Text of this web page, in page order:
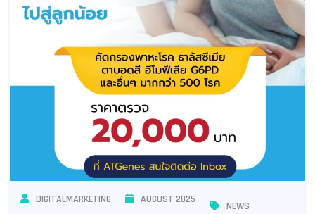
DIGITALMARKETING AUGUST 2025
NEWS